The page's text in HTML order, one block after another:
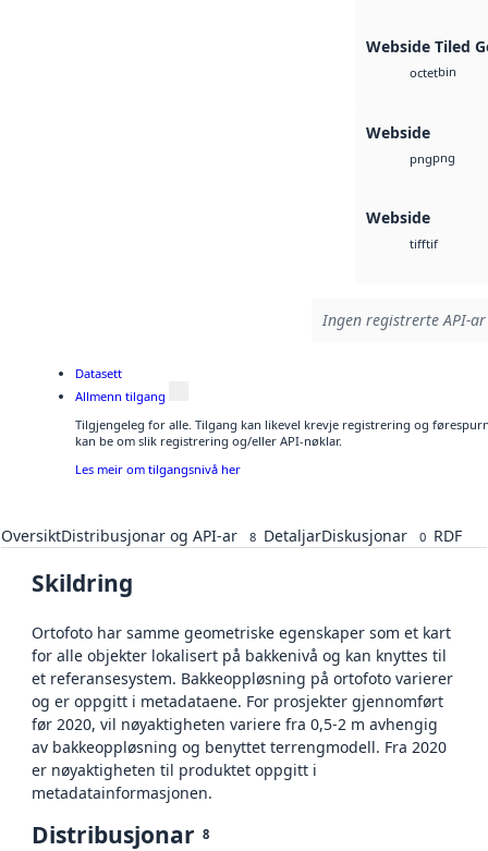
Webside Tiled
octetbin
Webside
pngpng
Webside
tifftif
Ingen registrerte API-
Datasett
Allmenn tilgang
Tilgjengeleg for alle. Tilgang kan likevel krevje registrering og
kan be om slik registrering og/eller API-nøklar.
Les meir om tilgangsnivå her
OversiktDistribusjonar og API-ar 8 DetaljarDiskusjonar 0 RDF
Skildring
Ortofoto har samme geometriske egenskaper som et kart
for alle objekter lokalisert på bakkenivå og kan knyttes til
et referansesystem. Bakkeoppløsning på ortofoto varierer
og er oppgitt i metadataene. For prosjekter gjennomført
før 2020, vil nøyaktigheten variere fra 0,5-2 m avhengig
av bakkeoppløsning og benyttet terrengmodell. Fra 2020
er nøyaktigheten til produktet oppgitt i
metadatainformasjonen.
Distribusjonar 8